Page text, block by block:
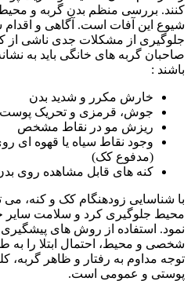
کنند. بررسی منظم بدن گربه و محیط
شیوع این آفات است. آگاهی و اقدام
جلوگیری از مشکلات جدی ناشی
صاحبان گربه های خانگی باید به
باشند :
خارش مکرر و شدید بدن
جوش، قرمزی و تحریک پوست
ریزش مو در نقاط مشخص
وجود نقاط سیاه یا قهوه‌ ای
(مدفوع کک)
کنه‌ های قابل مشاهده روی
با شناسایی زودهنگام کک و کنه، می‌
محیط جلوگیری کرد و سلامت سایر
نمود. استفاده از روش‌ های
شخصی و محیط، احتمال ابتلا را
توجه مداوم به رفتار و ظاهر گربه،
پوستی و عمومی است.